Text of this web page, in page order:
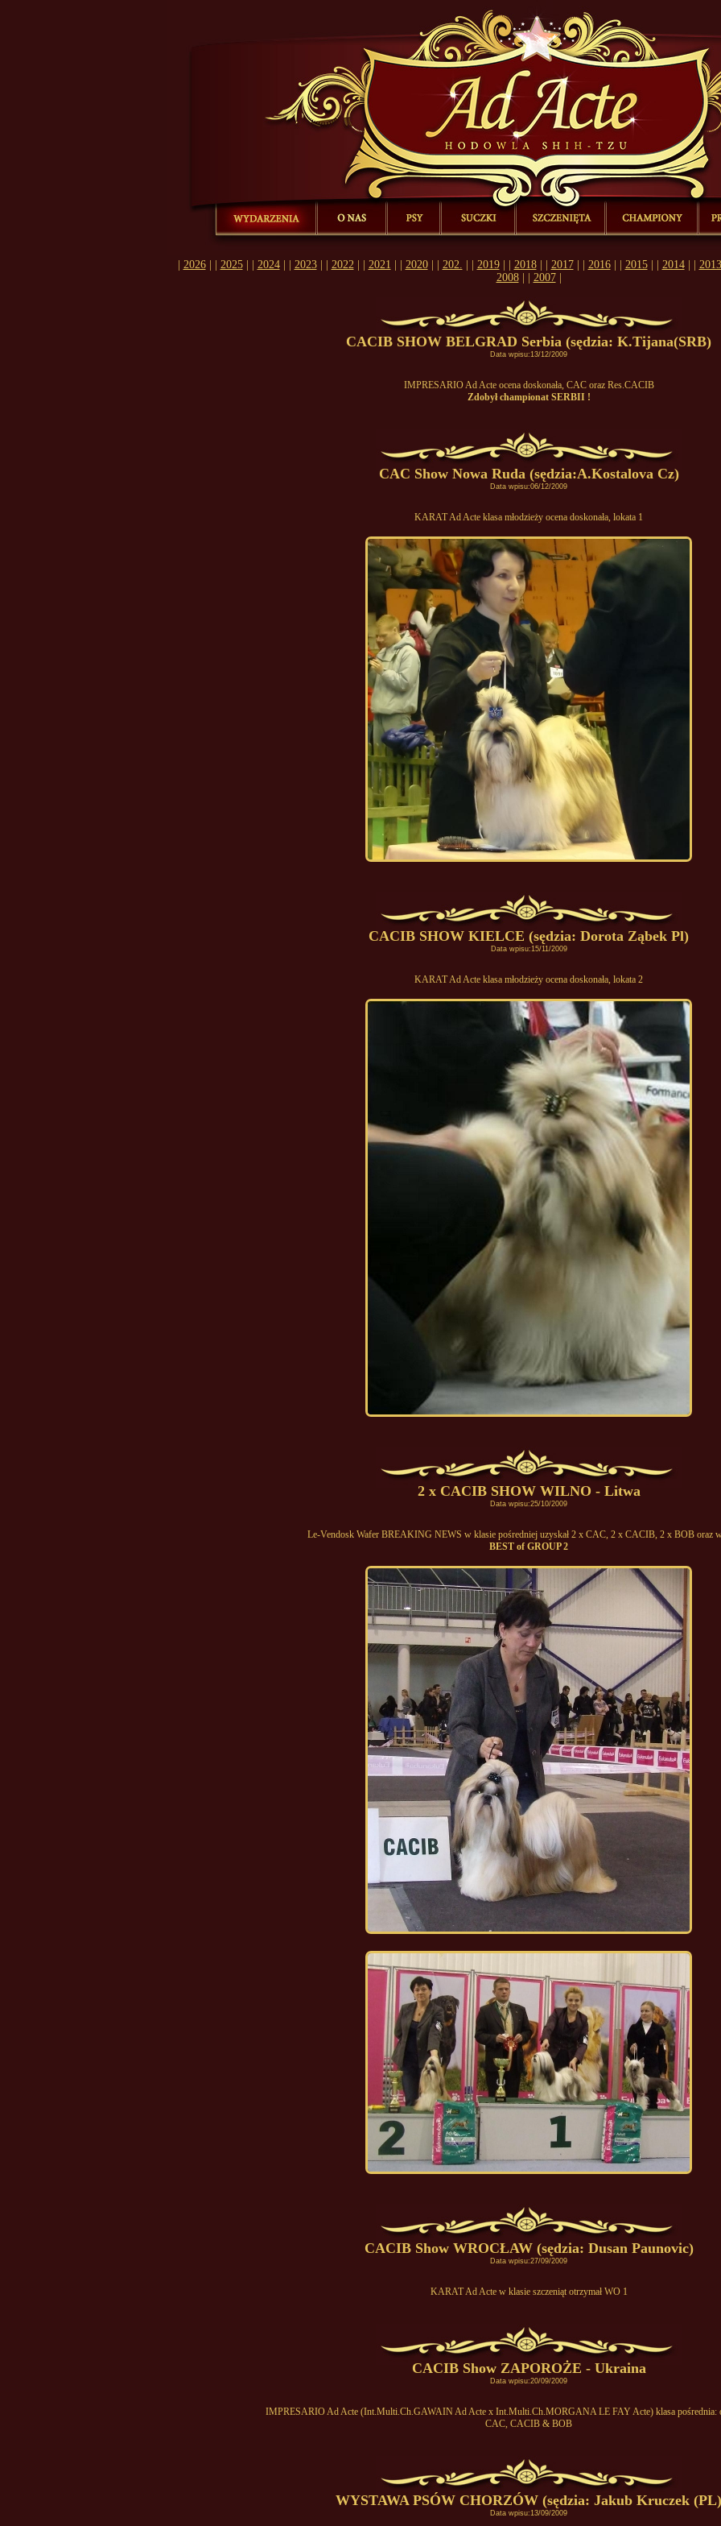
Ostatnie wydarzenia z życia naszej hodowli... Kilka słów o naszej hodowli... Psy z naszej hodowli... | Suczki z naszej hodowli... |Informacje o nowych
2026| | 2025| | 2024| | 2023| | 2022| | 2021 2020| | 202. 2019| | 2018| | 2017| | 2016| | 2015| | 2014| | 2013
2008| | 2007|
CACIB SHOW BELGRAD Serbia (sędzia: K.Tijana(SRB)
Data wpisu:13/12/2009
IMPRESARIO Ad Acte ocena doskonała, CAC oraz Res.CACIB
Zdobył championat SERBII !
CAC Show Nowa Ruda (sędzia:A.Kostalova Cz)
Data wpisu:06/12/2009
KARAT Ad Acte klasa młodzieży ocena doskonała, lokata 1
CACIB SHOW KIELCE (sędzia: Dorota Ząbek Pl)
Data wpisu:15/11/2009
KARAT Ad Acte klasa młodzieży ocena doskonała, lokata 2
2 x CACIB SHOW WILNO - Litwa
Data wpisu:25/10/2009
Le-Vendosk Wafer BREAKING NEWS w klasie pośredniej uzyskał 2 x CAC, 2 x CACIB, 2 x BOB oraz
BEST of GROUP 2
CACIB Show WROCŁAW (sędzia: Dusan Paunovic)
Data wpisu:27/09/2009
KARAT Ad Acte w klasie szczeniąt otrzymał WO 1
CACIB Show ZAPOROŻE - Ukraina
Data wpisu:20/09/2009
IMPRESARIO Ad Acte (Int.Multi.Ch.GAWAIN Ad Acte x Int.Multi.Ch.MORGANA LE FAY Acte) klasa pośrednia:
CAC, CACIB & BOB
WYSTAWA PSÓW CHORZÓW (sędzia: Jakub Kruczek (PL)
Data wpisu:13/09/2009
Ad Acte , Shih-Tzu, Hodowla, rasowe, psy, szczeniaki, suczki, Przysiek, Bogmuiła Strzyżewska, Strzyzewska, Piotr, Strzyżewski, shihtzu, championy,